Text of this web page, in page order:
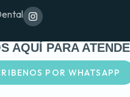
AQUÍ PARA
POR WHATSAPP